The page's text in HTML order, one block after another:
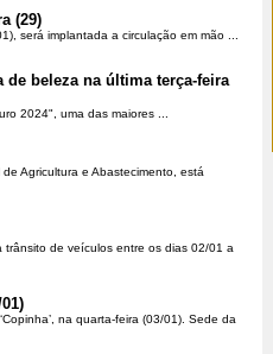
(29)
será implantada a circulação em mão ...
beleza na última terça-feira
2024", uma das maiores ...
Agricultura e Abastecimento, está
trânsito de veículos entre os dias 02/01 a
na quarta-feira (03/01). Sede da